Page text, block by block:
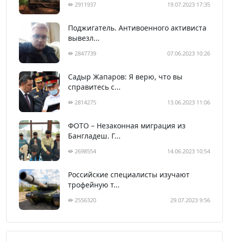
2911937 19.07.2023 17:35
Поджигатель. Антивоенного активиста
вывезл...
2847739 07.06.2023 10:26
Садыр Жапаров: Я верю, что вы
справитесь с...
2814275 13.06.2023 11:06
ФОТО – Незаконная миграция из
Бангладеш. Г...
2698554 14.06.2023 10:54
Российские специалисты изучают
трофейную т...
2556320 29.07.2023 9:56